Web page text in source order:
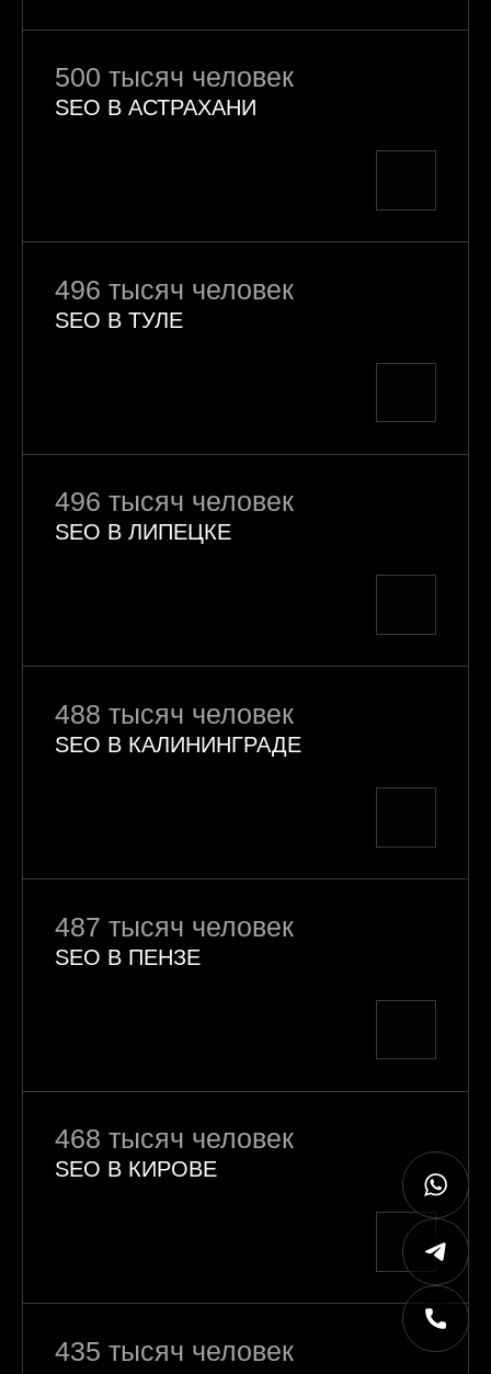
500 тысяч человек
SEO В АСТРАХАНИ
496 тысяч человек
SEO В ТУЛЕ
496 тысяч человек
SEO В ЛИПЕЦКЕ
488 тысяч человек
SEO В КАЛИНИНГРАДЕ
487 тысяч человек
SEO В ПЕНЗЕ
468 тысяч человек
SEO В КИРОВЕ
435 тысяч человек